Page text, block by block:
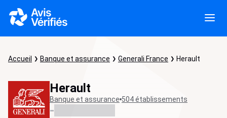
Accueil Banque et assurance Generali France Herault
Herault
Banque et assurance 504 établissements
-